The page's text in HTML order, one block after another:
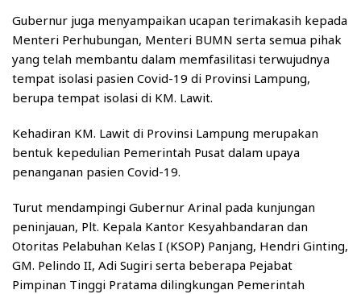
Gubernur juga menyampaikan ucapan terimakasih kepada
Menteri Perhubungan, Menteri BUMN serta semua pihak
yang telah membantu dalam memfasilitasi terwujudnya
tempat isolasi pasien Covid-19 di Provinsi Lampung,
berupa tempat isolasi di KM. Lawit.
Kehadiran KM. Lawit di Provinsi Lampung merupakan
bentuk kepedulian Pemerintah Pusat dalam upaya
penanganan pasien Covid-19.
Turut mendampingi Gubernur Arinal pada kunjungan
peninjauan, Plt. Kepala Kantor Kesyahbandaran dan
Otoritas Pelabuhan Kelas I (KSOP) Panjang, Hendri Ginting,
GM. Pelindo II, Adi Sugiri serta beberapa Pejabat
Pimpinan Tinggi Pratama dilingkungan Pemerintah